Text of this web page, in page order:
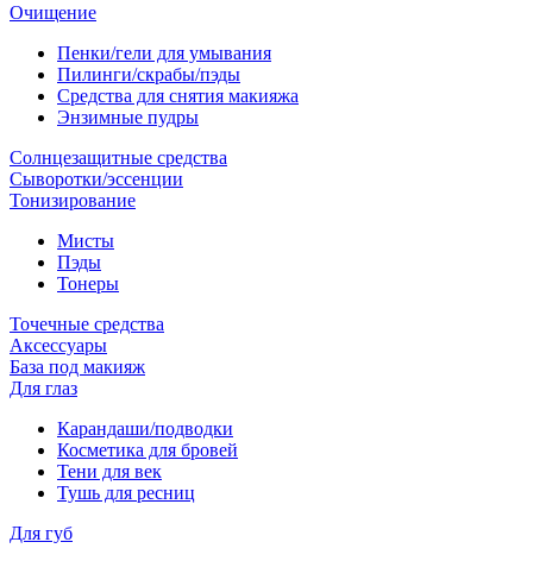
Очищение
Пенки/гели для умывания
Пилинги/скрабы/пэды
Средства для снятия макияжа
Энзимные пудры
Солнцезащитные средства
Сыворотки/эссенции
Тонизирование
Мисты
Пэды
Тонеры
Точечные средства
Аксессуары
База под макияж
Для глаз
Карандаши/подводки
Косметика для бровей
Тени для век
Тушь для ресниц
Для губ